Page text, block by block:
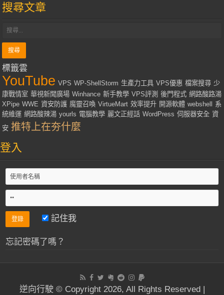
搜尋文章
標籤雲
YouTube VPS WP-ShellStorm 生產力工具 VPS優惠 檔案搜尋 少
康戰情室 華視新聞廣場 Winhance 新手教學 VPS評測 後門程式 網路酸路湯
XPipe WWE 資安防護 魔靈召喚 VirtueMart 效率提升 開源軟體 webshell
系
統維運 網路酸辣湯 yourls 電腦教學 麗文正經話 WordPress 伺服器安全 資
安 推特上在夯什麼
登入
記住我
忘記密碼了嗎？
逆向行駛 © Copyright 2026, All Rights Reserved |